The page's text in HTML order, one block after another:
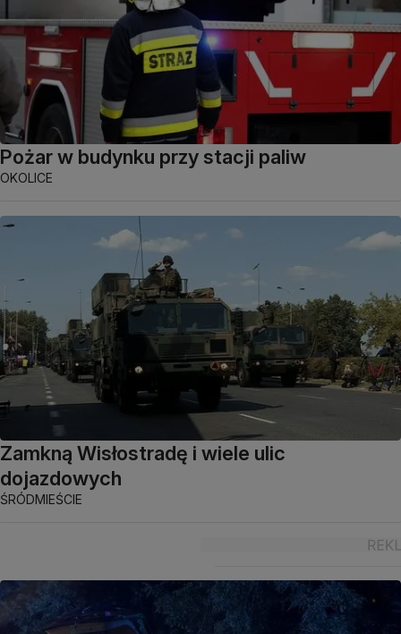
Pożar w budynku przy stacji paliw
OKOLICE
Zamkną Wisłostradę i wiele ulic
dojazdowych
ŚRÓDMIEŚCIE